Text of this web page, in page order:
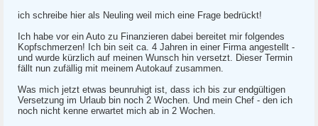
ich schreibe hier als Neuling weil mich eine Frage bedrückt!
Ich habe vor ein Auto zu Finanzieren dabei bereitet mir folgendes
Kopfschmerzen! Ich bin seit ca. 4 Jahren in einer Firma angestellt -
und wurde kürzlich auf meinen Wunsch hin versetzt. Dieser Termin
fällt nun zufällig mit meinem Autokauf zusammen.
Was mich jetzt etwas beunruhigt ist, dass ich bis zur endgültigen
Versetzung im Urlaub bin noch 2 Wochen. Und mein Chef - den ich
noch nicht kenne erwartet mich ab in 2 Wochen.